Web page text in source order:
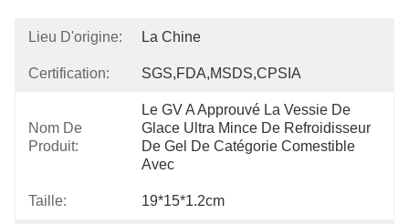
Lieu D'origine: La Chine
Certification: SGS,FDA,MSDS,CPSIA
Nom De
Produit:
Le GV A Approuvé La Vessie De
Glace Ultra Mince De Refroidisseur
De Gel De Catégorie Comestible
Avec
Taille: 19*15*1.2cm